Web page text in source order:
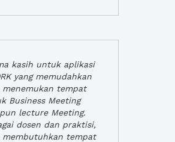
kasih untuk aplikasi
yang memudahkan
menemukan tempat
Business Meeting
lecture Meeting.
dosen dan praktisi,
membutuhkan tempat